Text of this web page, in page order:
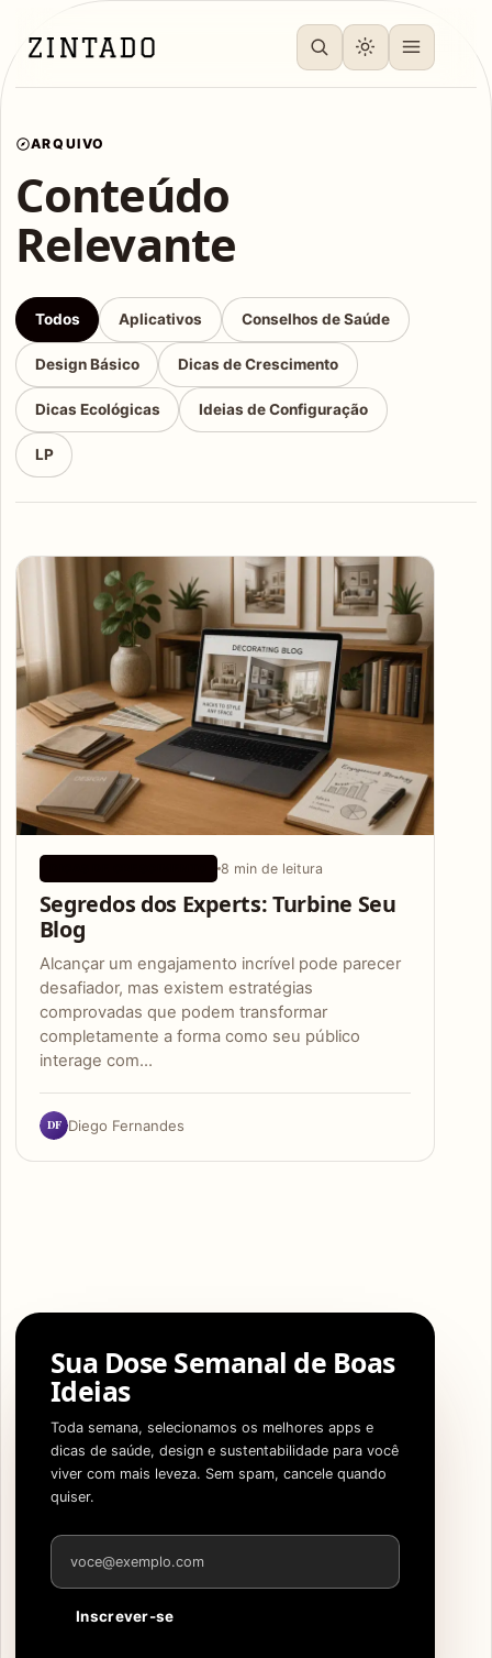
ARQUIVO
Conteúdo
Relevante
Todos Aplicativos Conselhos de Saúde
Design Básico Dicas de Crescimento
Dicas Ecológicas Ideias de Configuração
LP
Articles
8 min de leitura
Segredos dos Experts: Turbine Seu
Blog
Alcançar um engajamento incrível pode parecer
desafiador, mas existem estratégias
comprovadas que podem transformar
completamente a forma como seu público
interage com…
DF Diego Fernandes
Sua Dose Semanal de Boas
Ideias
Toda semana, selecionamos os melhores apps e
dicas de saúde, design e sustentabilidade para você
viver com mais leveza. Sem spam, cancele quando
quiser.
Endereço de e-mail
Inscrever-se